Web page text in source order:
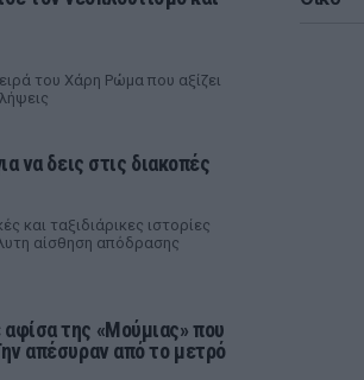
του Χάρη Ρώμα που αξίζει
να δεις στις διακοπές
και ταξιδιάρικες ιστορίες
αίσθηση απόδρασης
της «Μούμιας» που
απέσυραν από το μετρό